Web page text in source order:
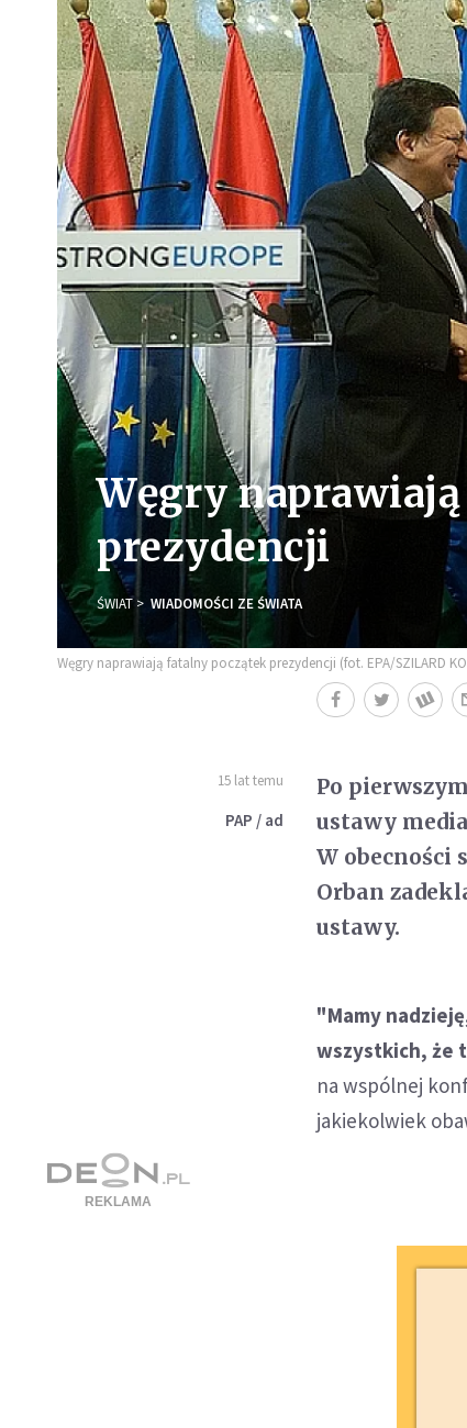
Węgry
prezydencji
ŚWIAT WIADOMOŚCI ZE ŚWIATA
Węgry naprawiają fatalny początek prezydencji (fot. EPA/SZILARD
15 lat temu
PAP / ad
Po
ustawy
W obecności
Orban
ustawy.
"Mamy
wszystkich, że
na wspólnej
jakiekolwiek